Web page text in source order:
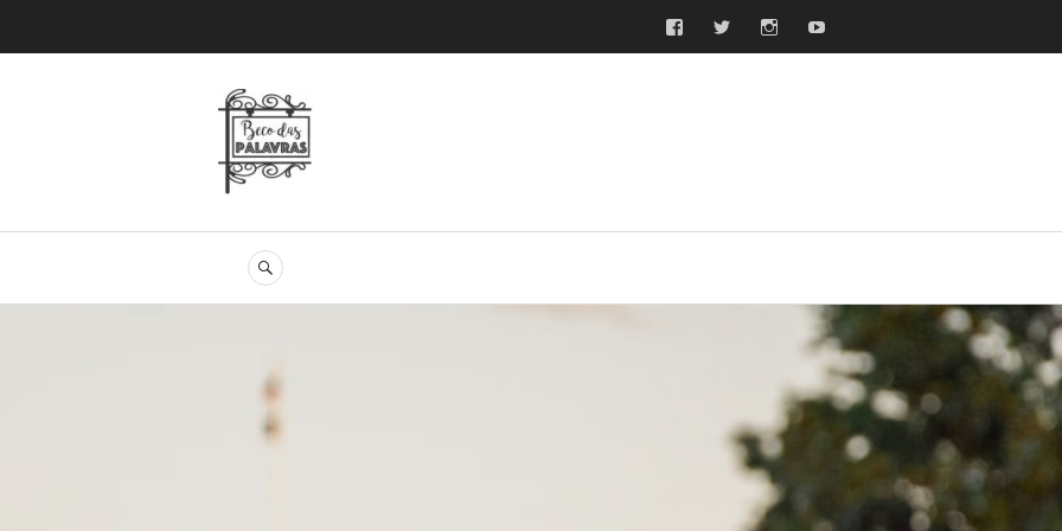
FacebookTwitterInstagram
Beco das Palavras
SEARCH